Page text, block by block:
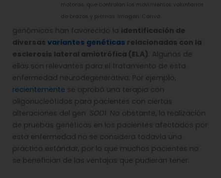
motoras, que controlan los movimientos voluntarios
de brazos y piernas. Imagen: Canva.
genómicos han favorecido la identificación de
diversas variantes genéticas relacionadas con la
esclerosis lateral amiotrófica (ELA). Algunas de
ellas son relevantes para el tratamiento de esta
enfermedad neurodegenerativa. Por ejemplo,
recientemente se aprobó una terapia con
oligonucleótidos para pacientes con ciertas
alteraciones del gen SOD1. No obstante, la realización
de pruebas genéticas en los pacientes afectados por
esta enfermedad no se considera todavía una
práctica estándar, por lo que muchos pacientes no
se benefician de las ventajas que pudieran tener.